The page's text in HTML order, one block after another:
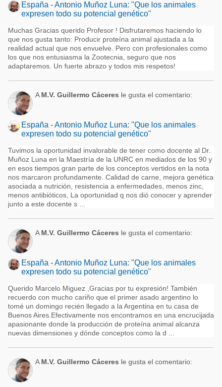
España - Antonio Muñoz Luna: "Que los animales
expresen todo su potencial genético"
Muchas Gracias querido Profesor ! Disfrutaremos haciendo lo
que nos gusta tanto: Producir proteína animal ajustada a la
realidad actual que nos envuelve. Pero con profesionales como
los que nos entusiasma la Zootecnia, seguro que nos
adaptaremos. Un fuerte abrazo y todos mis respetos!
A M.V. Guillermo Cáceres le gusta el comentario:
España - Antonio Muñoz Luna: "Que los animales
expresen todo su potencial genético"
Tuvimos la oportunidad invalorable de tener como docente al Dr.
Muñoz Luna en la Maestría de la UNRC en mediados de los 90 y
en esos tiempos gran parte de los conceptos vertidos en la nota
nos marcaron profundamente. Calidad de carne, mejora genética
asociada a nutrición, resistencia a enfermedades, menos zinc,
menos antibióticos, La oportunidad q nos dió conocer y aprender
junto a este docente s ...
A M.V. Guillermo Cáceres le gusta el comentario:
España - Antonio Muñoz Luna: "Que los animales
expresen todo su potencial genético"
Querido Marcelo Miguez ,Gracias por tu expresión! También
recuerdo con mucho cariño que el primer asado argentino lo
tomé un domingo recién llegado a la Argentina en tu casa de
Buenos Aires.Efectivamente nos encontramos en una encrucijada
apasionante donde la producción de proteína animal alcanza
nuevas dimensiones y dónde conceptos como la d ...
A M.V. Guillermo Cáceres le gusta el comentario: